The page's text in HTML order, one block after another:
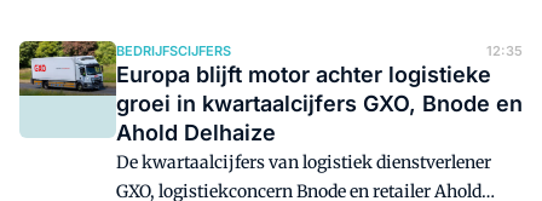
oktober 2025 niet geweest.
BEDRIJFSCIJFERS 12:35
Europa blijft motor achter logistieke
groei in kwartaalcijfers GXO, Bnode en
Ahold Delhaize
De kwartaalcijfers van logistiek dienstverlener
GXO, logistiekconcern Bnode en retailer Ahold